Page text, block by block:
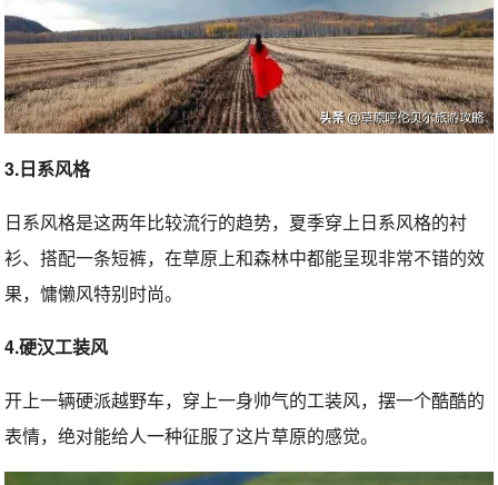
3.日系风格
日系风格是这两年比较流行的趋势，夏季穿上日系风格的衬
衫、搭配一条短裤，在草原上和森林中都能呈现非常不错的效
果，慵懒风特别时尚。
4.硬汉工装风
开上一辆硬派越野车，穿上一身帅气的工装风，摆一个酷酷的
表情，绝对能给人一种征服了这片草原的感觉。